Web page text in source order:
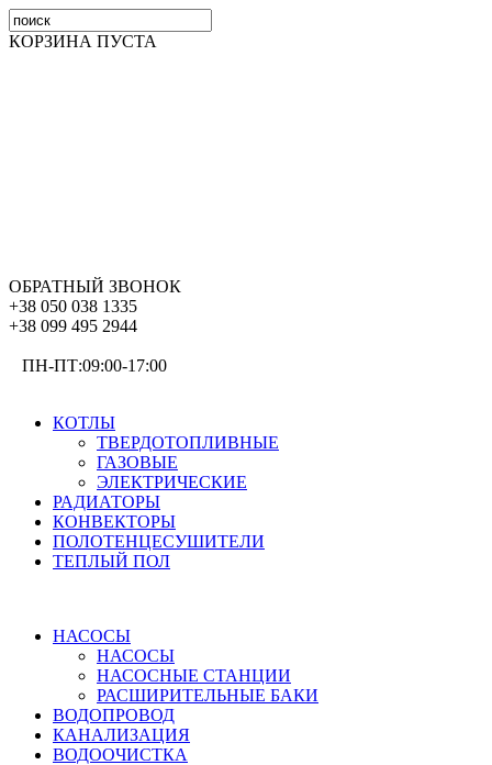
КОРЗИНА ПУСТА
ОБРАТНЫЙ ЗВОНОК
+38 050 038 1335
+38 099 495 2944
ПН-ПТ:09:00-17:00
КОТЛЫ
ТВЕРДОТОПЛИВНЫЕ
ГАЗОВЫЕ
ЭЛЕКТРИЧЕСКИЕ
РАДИАТОРЫ
КОНВЕКТОРЫ
ПОЛОТЕНЦЕСУШИТЕЛИ
ТЕПЛЫЙ ПОЛ
НАСОСЫ
НАСОСЫ
НАСОСНЫЕ СТАНЦИИ
РАСШИРИТЕЛЬНЫЕ БАКИ
ВОДОПРОВОД
КАНАЛИЗАЦИЯ
ВОДООЧИСТКА